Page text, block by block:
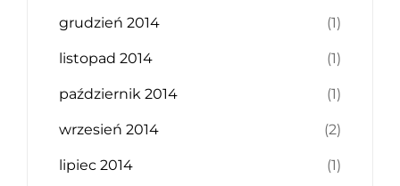
grudzień 2014 (1)
listopad 2014 (1)
październik 2014 (1)
wrzesień 2014 (2)
lipiec 2014 (1)